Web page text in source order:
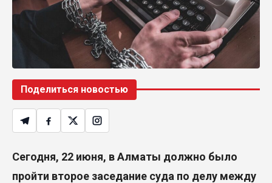
Поделиться новостью
Сегодня, 22 июня, в Алматы должно было
пройти второе заседание суда по делу между